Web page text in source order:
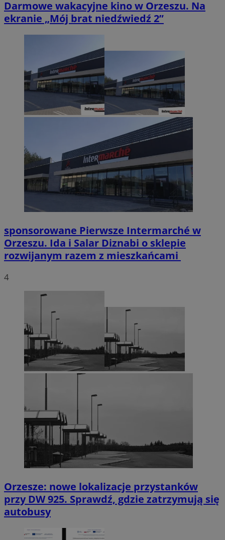
Darmowe wakacyjne kino w Orzeszu. Na
ekranie „Mój brat niedźwiedź 2”
sponsorowane Pierwsze Intermarché w
Orzeszu. Ida i Salar Diznabi o sklepie
rozwijanym razem z mieszkańcami
4
Orzesze: nowe lokalizacje przystanków
przy DW 925. Sprawdź, gdzie zatrzymują się
autobusy